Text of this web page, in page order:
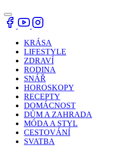
KRÁSA
LIFESTYLE
ZDRAVÍ
RODINA
SNÁŘ
HOROSKOPY
RECEPTY
DOMÁCNOST
DŮM A ZAHRADA
MÓDA A STYL
CESTOVÁNÍ
SVATBA